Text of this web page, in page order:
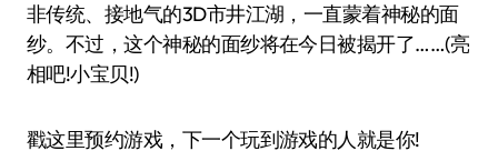
非传统、接地气的3D市井江湖，一直蒙着神秘的面
纱。不过，这个神秘的面纱将在今日被揭开了……(亮
相吧!小宝贝!)
戳这里预约游戏，下一个玩到游戏的人就是你!